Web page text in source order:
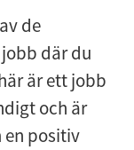
de
där du
är ett jobb
och är
en positiv